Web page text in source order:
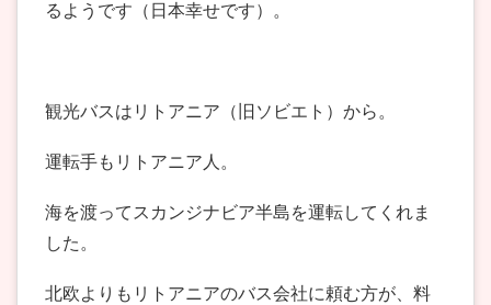
るようです（日本幸せです）。
観光バスはリトアニア（旧ソビエト）から。
運転手もリトアニア人。
海を渡ってスカンジナビア半島を運転してくれま
した。
北欧よりもリトアニアのバス会社に頼む方が、料